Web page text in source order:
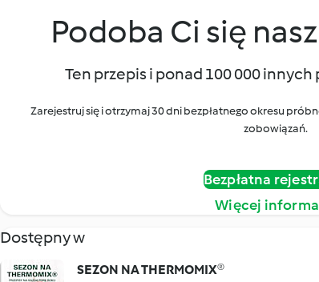
Podoba Ci się
Ten przepis i ponad 100 000
Zarejestruj się i otrzymaj 30 dni bezpłatnego okresu
zobowiązań.
Bezpłatna
Więcej
Dostępny w
SEZON NA THERMOMIX®